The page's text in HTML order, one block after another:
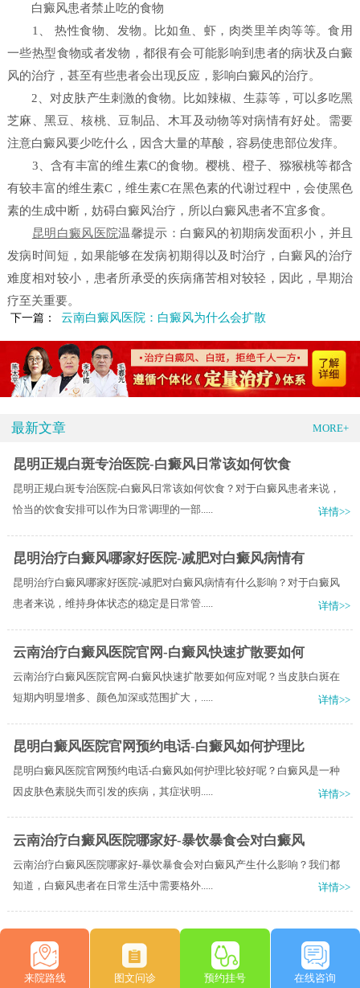
白癜风患者禁止吃的食物
1、 热性食物、发物。比如鱼、虾，肉类里羊肉等等。食用
一些热型食物或者发物，都很有会可能影响到患者的病状及白癜
风的治疗，甚至有些患者会出现反应，影响白癜风的治疗。
2、对皮肤产生刺激的食物。比如辣椒、生蒜等，可以多吃黑
芝麻、黑豆、核桃、豆制品、木耳及动物等对病情有好处。需要
注意白癜风要少吃什么，因含大量的草酸，容易使患部位发痒。
3、含有丰富的维生素C的食物。樱桃、橙子、猕猴桃等都含
有较丰富的维生素C，维生素C在黑色素的代谢过程中，会使黑色
素的生成中断，妨碍白癜风治疗，所以白癜风患者不宜多食。
昆明白癜风医院温馨提示：白癜风的初期病发面积小，并且
发病时间短，如果能够在发病初期得以及时治疗，白癜风的治疗
难度相对较小，患者所承受的疾病痛苦相对较轻，因此，早期治
疗至关重要。
下一篇： 云南白癜风医院：白癜风为什么会扩散
最新文章 MORE+
昆明正规白斑专治医院-白癜风日常该如何饮食
昆明正规白斑专治医院-白癜风日常该如何饮食？对于白癜风患者来说，
恰当的饮食安排可以作为日常调理的一部.....
详情>>
昆明治疗白癜风哪家好医院-减肥对白癜风病情有
昆明治疗白癜风哪家好医院-减肥对白癜风病情有什么影响？对于白癜风
患者来说，维持身体状态的稳定是日常管.....
详情>>
云南治疗白癜风医院官网-白癜风快速扩散要如何
云南治疗白癜风医院官网-白癜风快速扩散要如何应对呢？当皮肤白斑在
短期内明显增多、颜色加深或范围扩大，.....
详情>>
昆明白癜风医院官网预约电话-白癜风如何护理比
昆明白癜风医院官网预约电话-白癜风如何护理比较好呢？白癜风是一种
因皮肤色素脱失而引发的疾病，其症状明.....
详情>>
云南治疗白癜风医院哪家好-暴饮暴食会对白癜风
云南治疗白癜风医院哪家好-暴饮暴食会对白癜风产生什么影响？我们都
知道，白癜风患者在日常生活中需要格外.....
详情>>
来院路线 图文问诊 预约挂号 在线咨询